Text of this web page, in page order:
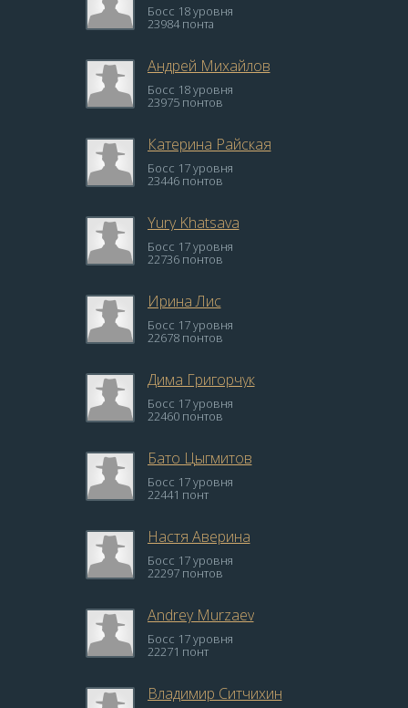
Босс 18 уровня
23984 понта
Андрей Михайлов
Босс 18 уровня
23975 понтов
Катерина Райская
Босс 17 уровня
23446 понтов
Yury Khatsava
Босс 17 уровня
22736 понтов
Ирина Лис
Босс 17 уровня
22678 понтов
Дима Григорчук
Босс 17 уровня
22460 понтов
Бато Цыгмитов
Босс 17 уровня
22441 понт
Настя Аверина
Босс 17 уровня
22297 понтов
Andrey Murzaev
Босс 17 уровня
22271 понт
Владимир Ситчихин